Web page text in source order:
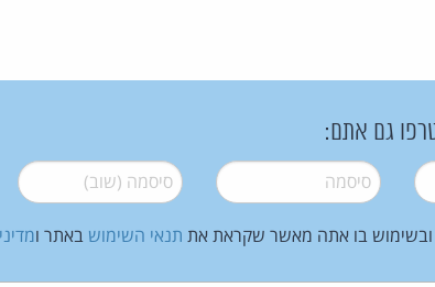
גם אתם:
סיסמה* סיסמה (שוב)*
בו אתה מאשר שקראת את תנאי השימוש באתר ו